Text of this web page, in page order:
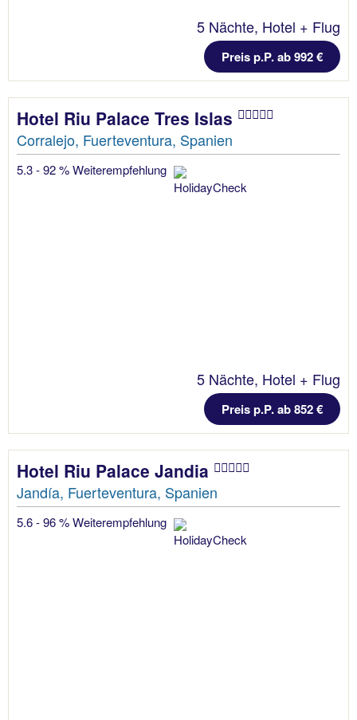
5 Nächte, Hotel + Flug
Preis p.P. ab 992 €
Hotel Riu Palace Tres Islas
Corralejo, Fuerteventura, Spanien
5.3 - 92 % Weiterempfehlung
5 Nächte, Hotel + Flug
Preis p.P. ab 852 €
Hotel Riu Palace Jandia
Jandía, Fuerteventura, Spanien
5.6 - 96 % Weiterempfehlung